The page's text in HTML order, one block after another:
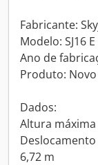
Fabricante:
Modelo: SJ16 E
Ano de
Produto: Novo
Dados:
Altura
6,72 m